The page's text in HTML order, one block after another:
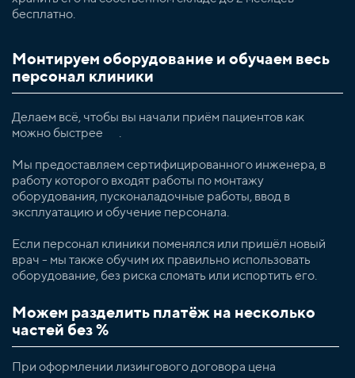
бесплатно.
Монтируем оборудование и обучаем весь
персонал клиники
Делаем всё, чтобы вы начали приём пациентов как
можно быстрее .
Мы предоставляем сертифицированного инженера, в
работу которого входят работы по монтажу
оборудования, пусконаладочные работы, ввод в
эксплуатацию и обучение персонала.
Если персонал клиники поменялся или пришёл новый
врач - мы также обучим их правильно использовать
оборудование, без риска сломать или испортить его.
Можем разделить платёж на несколько
частей без %
При оформлении лизингового договора цена